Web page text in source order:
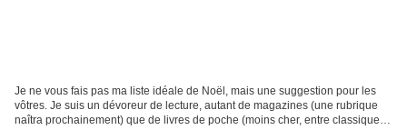
Je ne vous fais pas ma liste idéale de Noël, mais une suggestion pour les
vôtres. Je suis un dévoreur de lecture, autant de magazines (une rubrique
naîtra prochainement) que de livres de poche (moins cher, entre classiques